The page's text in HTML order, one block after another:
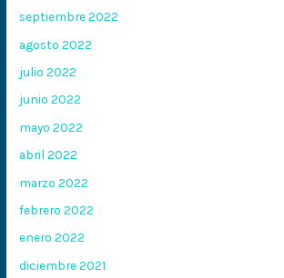
septiembre 2022
agosto 2022
julio 2022
junio 2022
mayo 2022
abril 2022
marzo 2022
febrero 2022
enero 2022
diciembre 2021